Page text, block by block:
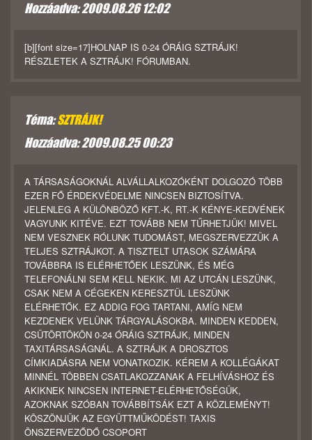
Hozzáadva: 2009.08.26 12:02
[b][font size=17]HOLNAP IS 0-24 ÓRÁIG SZTRÁJK!
RÉSZLETEK A SZTRÁJK! FÓRUMBAN.
Téma:SZTRÁJK!
Hozzáadva: 2009.08.25 00:23
A TÁRSASÁGOKNÁL ALVÁLLALKOZÓKÉNT DOLGOZÓ TÖBB
EZER FŐ ÉRDEKVÉDELME NINCSEN BIZTOSÍTVA.
JELENLEG A KÜLÖNBÖZŐ KFT.-K, RT.-K KÉNYE-KEDVÉNEK
VAGYUNK KITÉVE. EZT TOVÁBB NEM TŰRHETJÜK! MIVEL
NEM VESZNEK RÓLUNK TUDOMÁST, MEGSZERVEZZÜK A
TELJES SZTRÁJKOT. A TISZTELT UTASOK SZÁMÁRA
TOVÁBBRA IS ELÉRHETŐEK LESZÜNK, ÉS MÉG
TELEFONÁLNI SEM KELL NEKIK. MI AZ UTCÁN LESZÜNK,
CSAK NEM A CÉGEKEN KERESZTÜL LESZÜNK
ELÉRHETŐK. EZ ADDIG FOG TARTANI, AMÍG NEM
KEZDENEK VELÜNK TÁRGYALÁSOKBA. MINDEN KEDDEN,
CSÜTÖRTÖKÖN 0-24 ÓRÁIG SZTRÁJK, MINDEN
TAXITÁRSASÁGNÁL. A SZTRÁJK A DROSZTOS
CÍMKIADÁSRA NEM VONATKOZIK. KÉREM A KOLLÉGÁKAT
MINNÉL TÖBBEN CSATLAKOZZANAK A FELHÍVÁSHOZ ÉS
AKIKNEK NINCSEN INTERNET-ELÉRHETŐSÉGÜK,
AZOKNAK SZÓBAN TOVÁBBÍTSÁK EZT A KÖZLEMÉNYT!
KÖSZÖNJÜK AZ EGYÜTTMŰKÖDÉST! TAXIS
ÖNSZERVEZŐDŐ CSOPORT